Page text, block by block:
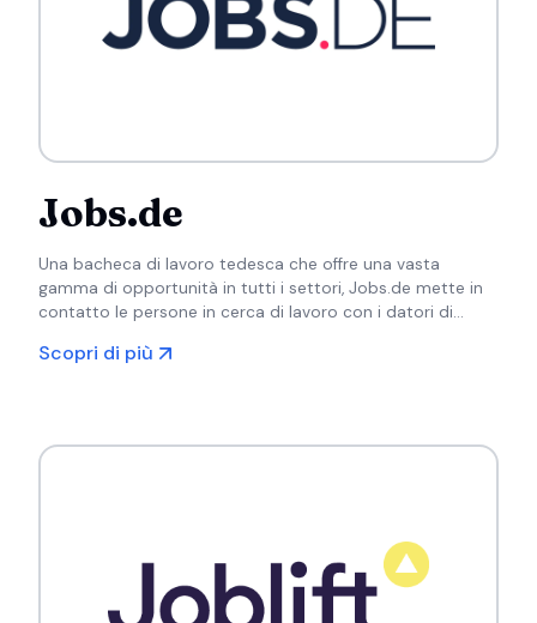
Jobs.de
Una bacheca di lavoro tedesca che offre una vasta
gamma di opportunità in tutti i settori, Jobs.de mette in
contatto le persone in cerca di lavoro con i datori di
internazionali.
Scopri di più